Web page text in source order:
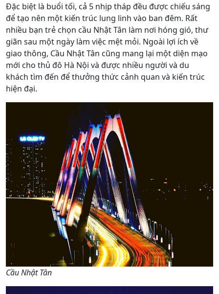
Đặc biệt là buổi tối, cả 5 nhịp tháp đều được chiếu sáng
để tạo nên một kiến trúc lung linh vào ban đêm. Rất
nhiều bạn trẻ chọn cầu Nhật Tân làm nơi hóng gió, thư
giãn sau một ngày làm việc mệt mỏi. Ngoài lợi ích về
giao thông, Cầu Nhật Tân cũng mang lại một diện mạo
mới cho thủ đô Hà Nội và được nhiều người và du
khách tìm đến để thưởng thức cảnh quan và kiến trúc
hiện đại.
Cầu Nhật Tân